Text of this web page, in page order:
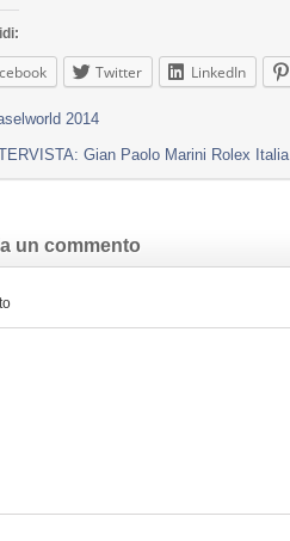
Twitter LinkedIn
2014
Gian Paolo Marini Rolex Italia
un commento